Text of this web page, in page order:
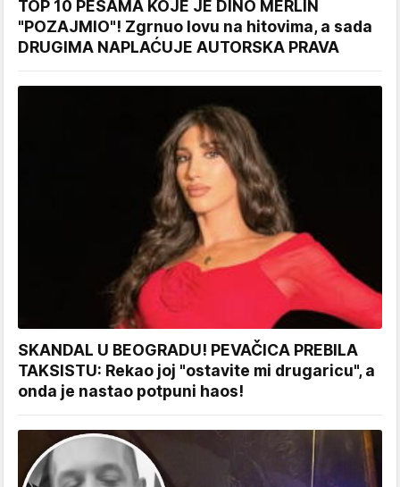
TOP 10 PESAMA KOJE JE DINO MERLIN
"POZAJMIO"! Zgrnuo lovu na hitovima, a sada
DRUGIMA NAPLAĆUJE AUTORSKA PRAVA
SKANDAL U BEOGRADU! PEVAČICA PREBILA
TAKSISTU: Rekao joj "ostavite mi drugaricu", a
onda je nastao potpuni haos!